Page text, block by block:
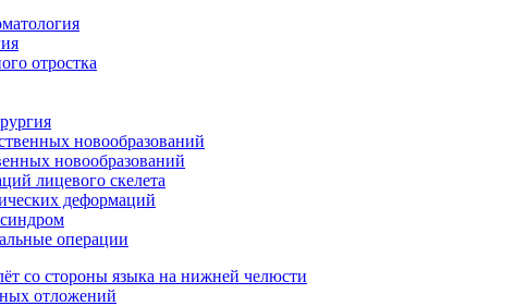
отростка
новообразований
новообразований
лицевого скелета
деформаций
операции
со стороны языка на нижней челюсти
отложений